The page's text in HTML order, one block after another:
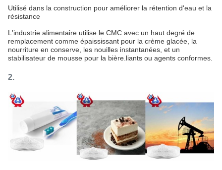
Utilisé dans la construction pour améliorer la rétention d'eau et la
résistance
L'industrie alimentaire utilise le CMC avec un haut degré de
remplacement comme épaississant pour la crème glacée, la
nourriture en conserve, les nouilles instantanées, et un
stabilisateur de mousse pour la bière.liants ou agents conformes.
2.